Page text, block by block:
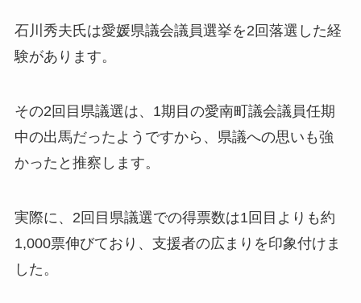
石川秀夫氏は愛媛県議会議員選挙を2回落選した経
験があります。
その2回目県議選は、1期目の愛南町議会議員任期
中の出馬だったようですから、県議への思いも強
かったと推察します。
実際に、2回目県議選での得票数は1回目よりも約
1,000票伸びており、支援者の広まりを印象付けま
した。